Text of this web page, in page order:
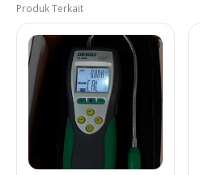
Produk Terkait